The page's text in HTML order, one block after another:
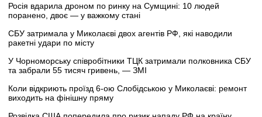
Росія вдарила дроном по ринку на Сумщині: 10 людей
поранено, двоє — у важкому стані
СБУ затримала у Миколаєві двох агентів РФ, які наводили
ракетні удари по місту
У Чорноморську співробітники ТЦК затримали полковника СБУ
та забрали 55 тисяч гривень, — ЗМІ
Коли відкриють проїзд 6-ою Слобідською у Миколаєві: ремонт
виходить на фінішну пряму